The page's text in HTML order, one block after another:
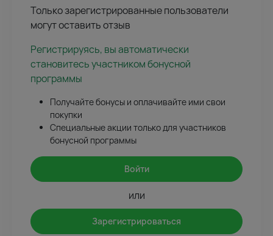
Только зарегистрированные пользователи
могут оставить отзыв
Регистрируясь, вы автоматически
становитесь участником бонусной
программы
Получайте бонусы и оплачивайте ими свои
покупки
Специальные акции только для участников
бонусной программы
Войти
или
Зарегистрироваться